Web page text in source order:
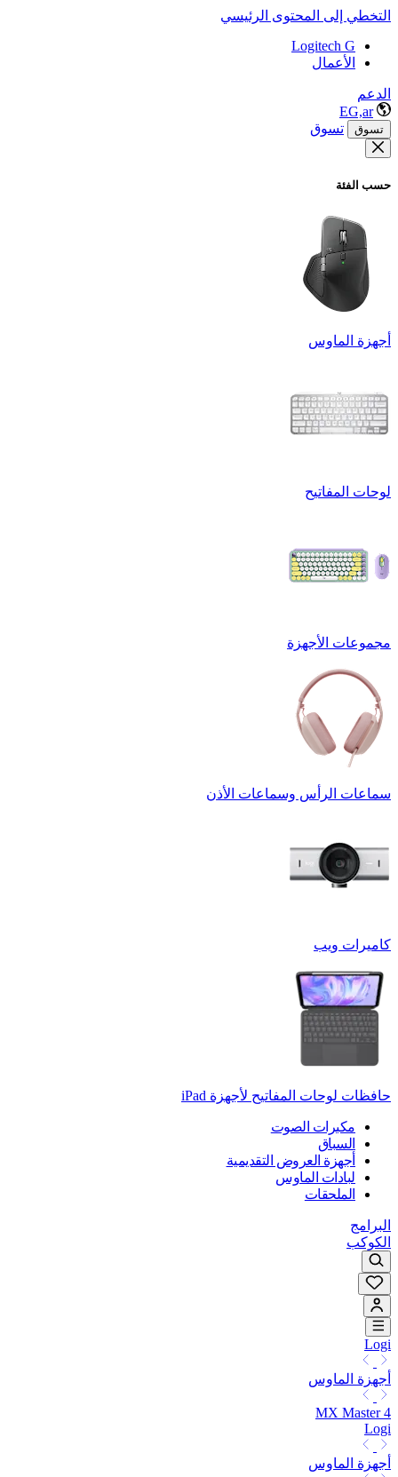
التخطي إلى المحتوى الرئيسي
Logitech G
الأعمال
الدعم
EG,ar
تسوق تسوق
حسب الفئة
أجهزة الماوس
لوحات المفاتيح
مجموعات الأجهزة
سماعات الرأس وسماعات الأذن
كاميرات ويب
حافظات لوحات المفاتيح لأجهزة ‏iPad
مكبرات الصوت
السباق
أجهزة العروض التقديمية
لبادات الماوس
الملحقات
البرامج
الكوكب
Logi
أجهزة الماوس
MX Master 4
Logi
أجهزة الماوس